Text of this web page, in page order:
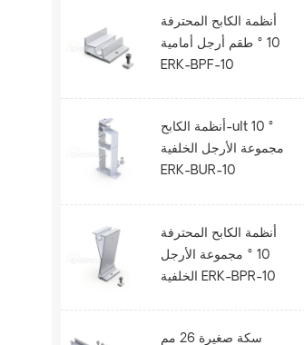
أنظمة الكابح المحترفة
10 ° طقم أرجل أمامية
ERK-BPF-10
أنظمة الكابح-ult 10 °
مجموعة الأرجل الخلفية
ERK-BUR-10
أنظمة الكابح المحترفة
10 ° مجموعة الأرجل
الخلفية ERK-BPR-10
سكة صغيرة 26 مم